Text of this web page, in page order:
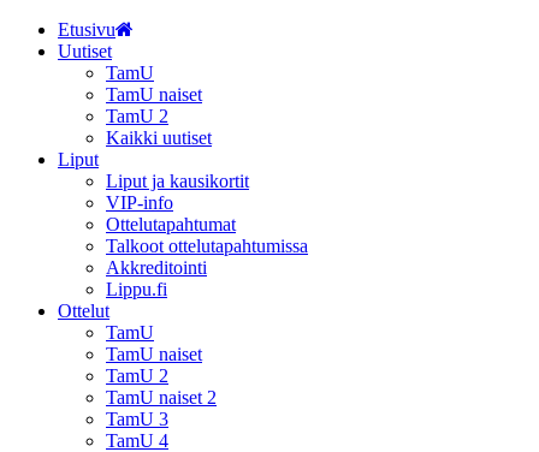
Etusivu
Uutiset
TamU
TamU naiset
TamU 2
Kaikki uutiset
Liput
Liput ja kausikortit
VIP-info
Ottelutapahtumat
Talkoot ottelutapahtumissa
Akkreditointi
Lippu.fi
Ottelut
TamU
TamU naiset
TamU 2
TamU naiset 2
TamU 3
TamU 4